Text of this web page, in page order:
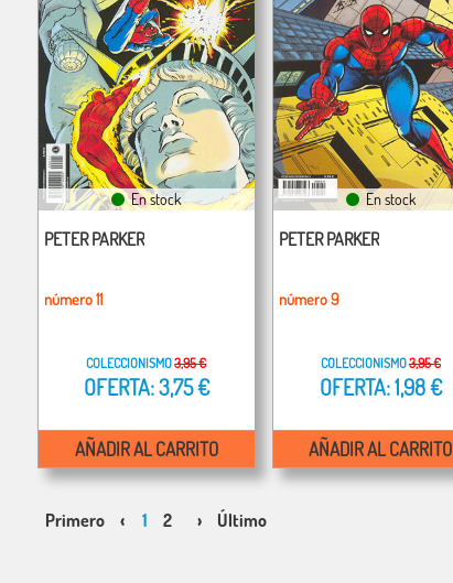
En stock
PETER PARKER
número 11
COLECCIONISMO3,95 €
OFERTA: 3,75 €
AÑADIR AL CARRITO
En stock
PETER PARKER
número 9
COLECCIONISMO3,95 €
OFERTA: 1,98 €
AÑADIR AL CARRITO
Primero ‹ 1 2 › Último